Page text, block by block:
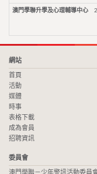
澳門學聯升學及心理輔導中心
網站
首頁
活動
媒體
時事
表格下載
成為會員
招聘資訊
委員會
澳門學聯－少年警訊活動委員